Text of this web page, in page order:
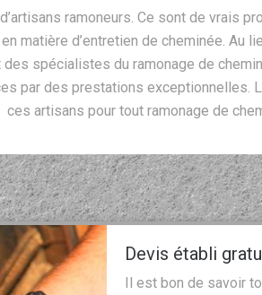
ramoneurs. Ce sont de vrais
matière d’entretien de cheminée. Au
spécialistes du ramonage de
par des prestations exceptionnelles.
ces artisans pour tout ramonage de
Devis établi
Il est bon de savoir